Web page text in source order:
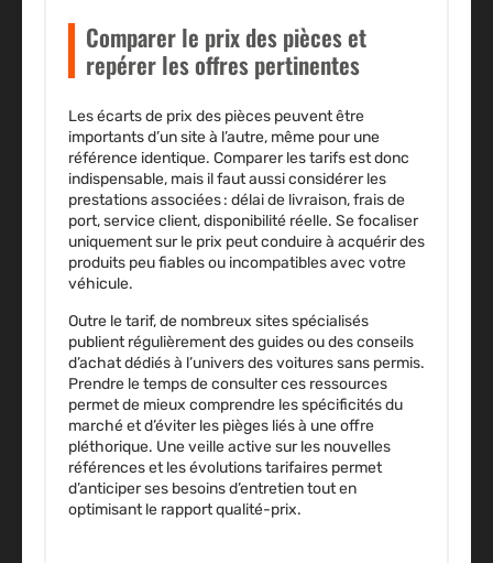
Comparer le prix des pièces et
repérer les offres pertinentes
Les écarts de prix des pièces peuvent être
importants d’un site à l’autre, même pour une
référence identique. Comparer les tarifs est donc
indispensable, mais il faut aussi considérer les
prestations associées: délai de livraison, frais de
port, service client, disponibilité réelle. Se focaliser
uniquement sur le prix peut conduire à acquérir des
produits peu fiables ou incompatibles avec votre
véhicule.
Outre le tarif, de nombreux sites spécialisés
publient régulièrement des guides ou desconseils
d’achatdédiés à l’univers des voitures sans permis.
Prendre le temps de consulter ces ressources
permet de mieux comprendre les spécificités du
marché et d’éviter les pièges liés à une offre
pléthorique. Une veille active sur les nouvelles
références et les évolutions tarifaires permet
d’anticiper ses besoins d’entretien tout en
optimisant le rapport qualité-prix.